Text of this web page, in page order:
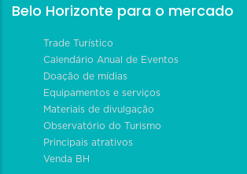
Belo Horizonte para o mercado
Trade Turístico
Calendário Anual de Eventos
Doação de mídias
Equipamentos e serviços
Materiais de divulgação
Observatório do Turismo
Principais atrativos
Venda BH